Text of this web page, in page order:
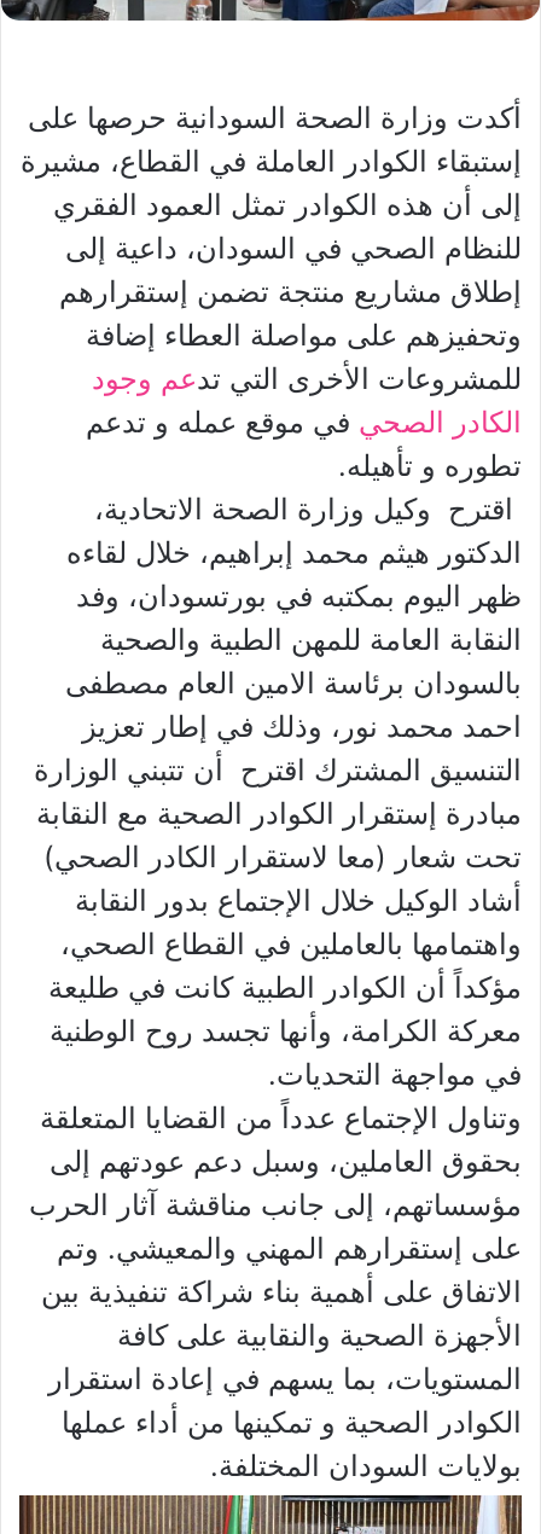
أكدت وزارة الصحة السودانية حرصها على
إستبقاء الكوادر العاملة في القطاع، مشيرة
إلى أن هذه الكوادر تمثل العمود الفقري
للنظام الصحي في السودان، داعية إلى
إطلاق مشاريع منتجة تضمن إستقرارهم
وتحفيزهم على مواصلة العطاء إضافة
للمشروعات الأخرى التي تدعم وجود
الكادر الصحي في موقع عمله و تدعم
تطوره و تأهيله.
اقترح وكيل وزارة الصحة الاتحادية،
الدكتور هيثم محمد إبراهيم، خلال لقاءه
ظهر اليوم بمكتبه في بورتسودان، وفد
النقابة العامة للمهن الطبية والصحية
بالسودان برئاسة الامين العام مصطفى
احمد محمد نور، وذلك في إطار تعزيز
التنسيق المشترك اقترح أن تتبني الوزارة
مبادرة إستقرار الكوادر الصحية مع النقابة
تحت شعار (معا لاستقرار الكادر الصحي)
أشاد الوكيل خلال الإجتماع بدور النقابة
واهتمامها بالعاملين في القطاع الصحي،
مؤكداً أن الكوادر الطبية كانت في طليعة
معركة الكرامة، وأنها تجسد روح الوطنية
في مواجهة التحديات.
وتناول الإجتماع عدداً من القضايا المتعلقة
بحقوق العاملين، وسبل دعم عودتهم إلى
مؤسساتهم، إلى جانب مناقشة آثار الحرب
على إستقرارهم المهني والمعيشي. وتم
الاتفاق على أهمية بناء شراكة تنفيذية بين
الأجهزة الصحية والنقابية على كافة
المستويات، بما يسهم في إعادة استقرار
الكوادر الصحية و تمكينها من أداء عملها
بولايات السودان المختلفة.